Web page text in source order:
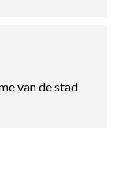
van de stad